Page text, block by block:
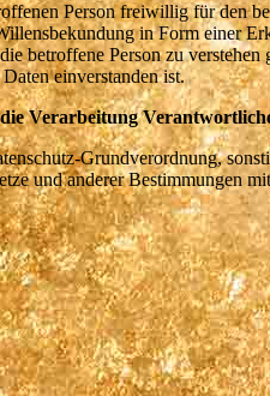
Person freiwillig für den
in Form einer
betroffene Person zu
einverstanden ist.
Verarbeitung
Grundverordnung,
und anderer Bestimmungen